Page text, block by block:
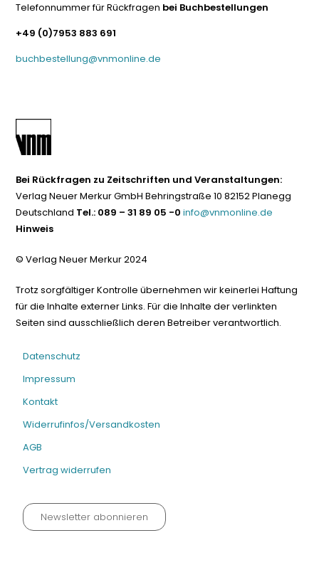
Telefonnummer für Rückfragen bei Buchbestellungen
+49 (0)7953 883 691
buchbestellung@vnmonline.de
Bei Rückfragen zu Zeitschriften und Veranstaltungen:
Verlag Neuer Merkur GmbH Behringstraße 10 82152 Planegg
Deutschland Tel.: 089 – 31 89 05 -0 info@vnmonline.de
Hinweis
© Verlag Neuer Merkur 2024
Trotz sorgfältiger Kontrolle übernehmen wir keinerlei Haftung
für die Inhalte externer Links. Für die Inhalte der verlinkten
Seiten sind ausschließlich deren Betreiber verantwortlich.
Datenschutz
Impressum
Kontakt
Widerrufinfos/Versandkosten
AGB
Vertrag widerrufen
Newsletter abonnieren